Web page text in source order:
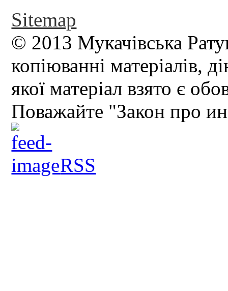
Sitemap
© 2013 Мукачівська
копіюванні матеріалів,
якої матеріал взято є
Поважайте "Закон про
RSS